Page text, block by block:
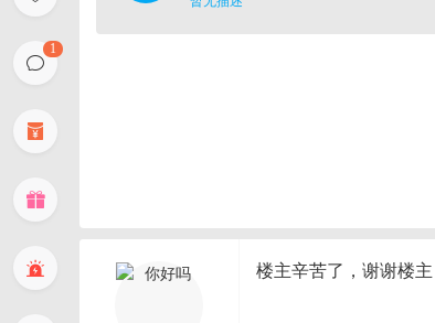
1
楼主辛苦了，谢谢楼